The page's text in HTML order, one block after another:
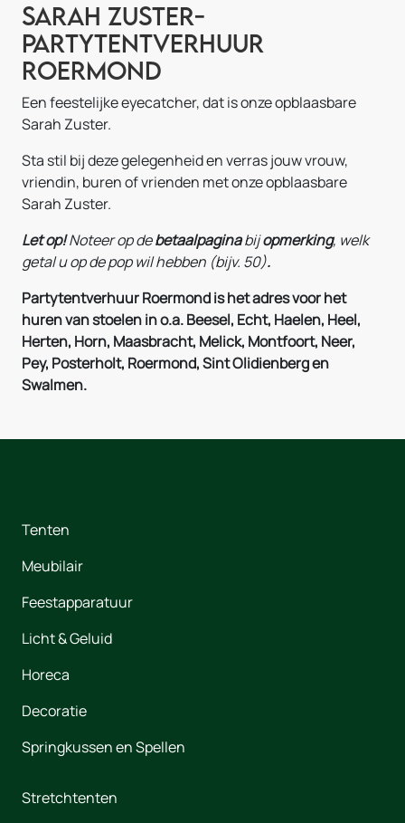
Sarah Zuster-
Partytentverhuur
Roermond
Een feestelijke eyecatcher, dat is onze opblaasbare
Sarah Zuster.
Sta stil bij deze gelegenheid en verras jouw vrouw,
vriendin, buren of vrienden met onze opblaasbare
Sarah Zuster.
Let op!Noteerop debetaalpaginabijopmerking, welk
getal u op de pop wil hebben (bijv. 50).
Partytentverhuur Roermond is het adres voor het
huren van stoelen in o.a. Beesel, Echt, Haelen, Heel,
Herten, Horn, Maasbracht, Melick, Montfoort, Neer,
Pey, Posterholt, Roermond, Sint Olidienberg en
Swalmen.
Tenten
Meubilair
Feestapparatuur
Licht & Geluid
Horeca
Decoratie
Springkussen en Spellen
Stretchtenten